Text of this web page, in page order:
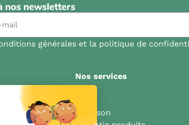
nos newsletters
générales et la politique de
Nos services
Livraison